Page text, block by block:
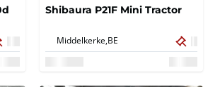
Shibaura P21F Mini Tractor
Middelkerke, BE